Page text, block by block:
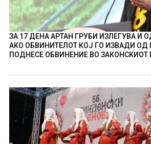
ЗА 17 ДЕНА АРТАН ГРУБИ ИЗЛЕГУВА И
АКО ОБВИНИТЕЛОТ КОЈ ГО ИЗВАДИ ОД
ПОДНЕСЕ ОБВИНЕНИЕ ВО ЗАКОНСКИОТ